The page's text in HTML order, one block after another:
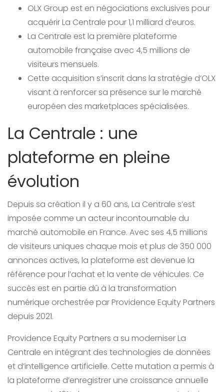
OLX Group est en négociations exclusives pour
acquérir La Centrale pour 1,1 milliard d’euros.
La Centrale est la première plateforme
automobile française avec 4,5 millions de
visiteurs mensuels.
Cette acquisition s’inscrit dans la stratégie d’OLX
visant à renforcer sa présence sur le marché
européen des marketplaces spécialisées.
La Centrale : une
plateforme en pleine
évolution
Depuis sa création il y a 60 ans, La Centrale s’est
imposée comme un acteur incontournable du
marché automobile en France. Avec ses 4,5 millions
de visiteurs uniques chaque mois et plus de 350 000
annonces actives, la plateforme est devenue la
référence pour l’achat et la vente de véhicules. Ce
succès est en partie dû à la transformation
numérique orchestrée par Providence Equity Partners
depuis 2021.
Providence Equity Partners a su moderniser La
Centrale en intégrant des technologies de données
et d’intelligence artificielle. Cette mutation a permis à
la plateforme d’enregistrer une croissance annuelle